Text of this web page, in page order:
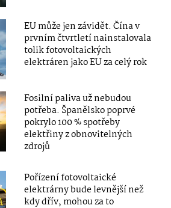
EU může jen závidět. Čína v
prvním čtvrtletí nainstalovala
tolik fotovoltaických
elektráren jako EU za celý rok
Fosilní paliva už nebudou
potřeba. Španělsko poprvé
pokrylo 100 % spotřeby
elektřiny z obnovitelných
zdrojů
Pořízení fotovoltaické
elektrárny bude levnější než
kdy dřív, mohou za to